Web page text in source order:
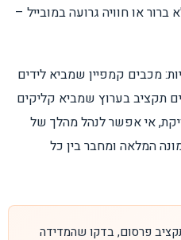
או חוויה גרועה במובייל –
מכבים קמפיין שמביא לידים
תקציב בערוץ שמביא קליקים
אי אפשר לנהל מהלך של
המלאה ומחבר בין כל
פרסום, בדקו שהמדידה